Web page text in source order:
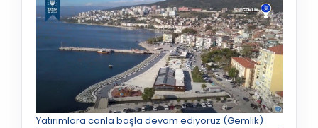
Yatırımlara canla başla devam ediyoruz (Gemlik)